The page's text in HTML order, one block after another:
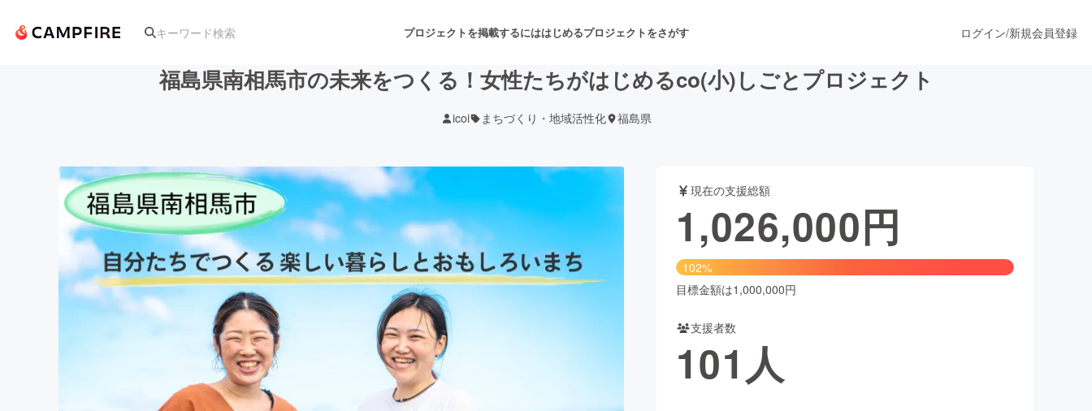
プロジェクトを掲載するにははじめるプロジェクトをさがす
アート・写真 音楽 舞台・パフォーマンス
テクノロジー・ガジェット ゲーム・サービス開発 ファッション
映像・映画 書籍・雑誌出版
ビジネス・起業 チャレンジ ビューティー・ヘルスケア
まちづくり・地域活性化
ログイン/新規会員登録
福島県南相馬市の未来をつくる！女性たちがはじめるco(小)しごとプロジェクト
icoi まちづくり・地域活性化 福島県
現在の支援総額
1,026,000円
102%
目標金額は1,000,000円
支援者数
101人